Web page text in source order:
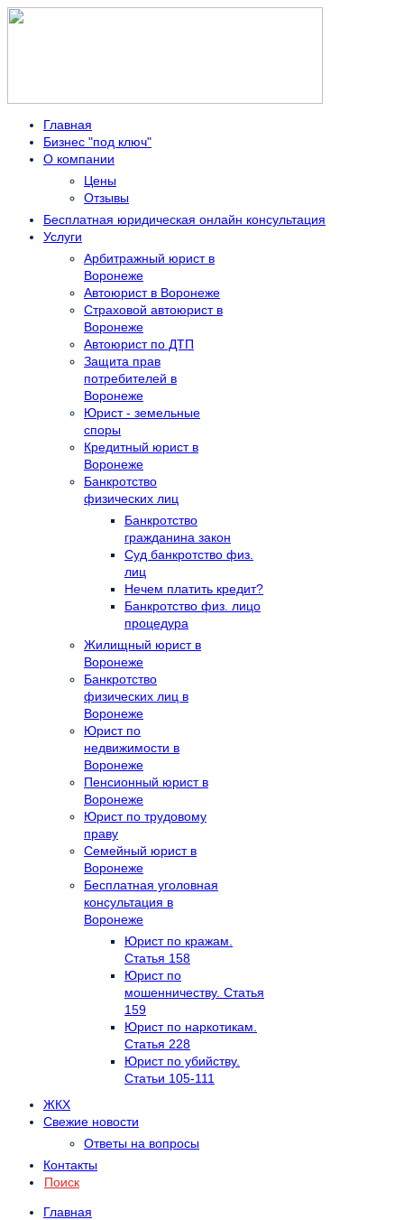
Главная
Бизнес "под ключ"
О компании
Цены
Отзывы
Бесплатная юридическая онлайн консультация
Услуги
Арбитражный юрист в
Воронеже
Автоюрист в Воронеже
Страховой автоюрист в
Воронеже
Автоюрист по ДТП
Защита прав
потребителей в
Воронеже
Юрист - земельные
споры
Кредитный юрист в
Воронеже
Банкротство
физических лиц
Банкротство
гражданина закон
Суд банкротство физ.
лиц
Нечем платить кредит?
Банкротство физ. лицо
процедура
Жилищный юрист в
Воронеже
Банкротство
физических лиц в
Воронеже
Юрист по
недвижимости в
Воронеже
Пенсионный юрист в
Воронеже
Юрист по трудовому
праву
Семейный юрист в
Воронеже
Бесплатная уголовная
консультация в
Воронеже
Юрист по кражам.
Статья 158
Юрист по
мошенничеству. Статья
159
Юрист по наркотикам.
Статья 228
Юрист по убийству.
Статьи 105-111
ЖКХ
Свежие новости
Ответы на вопросы
Контакты
Поиск
Главная